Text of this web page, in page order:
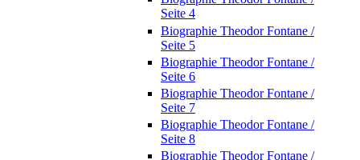
Seite 4
Biographie Theodor Fontane /
Seite 5
Biographie Theodor Fontane /
Seite 6
Biographie Theodor Fontane /
Seite 7
Biographie Theodor Fontane /
Seite 8
Biographie Theodor Fontane /